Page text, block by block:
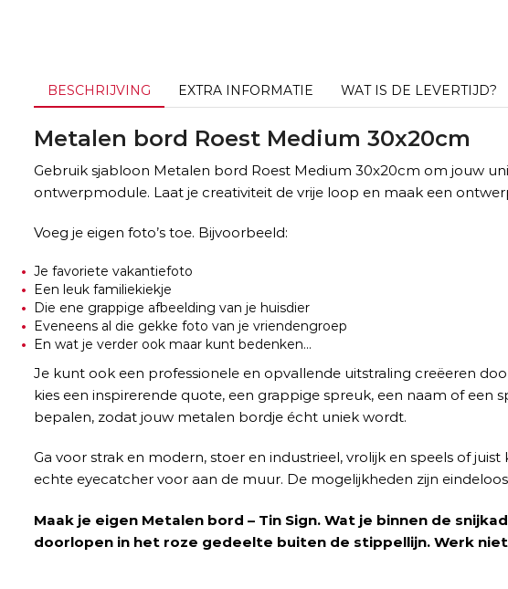
BESCHRIJVING EXTRA INFORMATIE WAT IS DE LEVERTIJD?
Metalen bord Roest Medium 30x20cm
Gebruik sjabloon Metalen bord Roest Medium 30x20cm om jouw
ontwerpmodule. Laat je creativiteit de vrije loop en maak een
Voeg je eigen foto’s toe. Bijvoorbeeld:
Je favoriete vakantiefoto
Een leuk familiekiekje
Die ene grappige afbeelding van je huisdier
Eveneens al die gekke foto van je vriendengroep
En wat je verder ook maar kunt bedenken…
Je kunt ook een professionele en opvallende uitstraling creëeren
kies een inspirerende quote, een grappige spreuk, een naam of
bepalen, zodat jouw metalen bordje écht uniek wordt.
Ga voor strak en modern, stoer en industrieel, vrolijk en speels of
echte eyecatcher voor aan de muur. De mogelijkheden zijn
Maak je eigen Metalen bord – Tin Sign. Wat je binnen de
doorlopen in het roze gedeelte buiten de stippellijn. Werk